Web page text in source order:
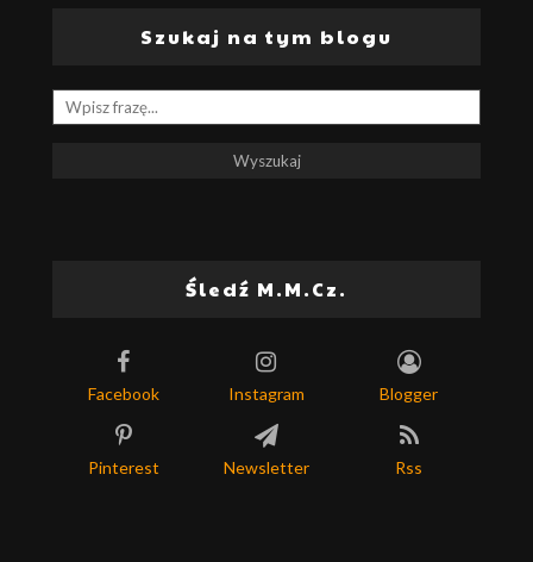
Szukaj na tym blogu
Śledź M.M.Cz.
Facebook Instagram Blogger
Pinterest Newsletter Rss